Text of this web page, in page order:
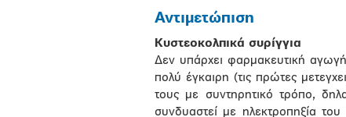
Αντιμετώπιση
Κυστεοκολπικά συρίγγια
Δεν υπάρχει φαρμακευτική
πολύ έγκαιρη (τις πρώτες
τους με συντηρητικό τρόπο,
συνδυαστεί με ηλεκτροπηξία